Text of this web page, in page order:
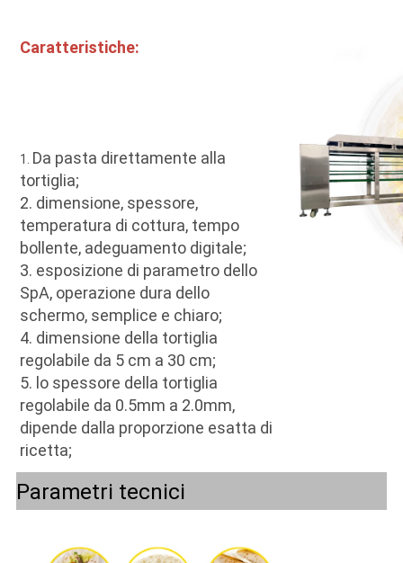
Caratteristiche:
1. Da pasta direttamente alla
tortiglia;
2. dimensione, spessore,
temperatura di cottura, tempo
bollente, adeguamento digitale;
3. esposizione di parametro dello
SpA, operazione dura dello
schermo, semplice e chiaro;
4. dimensione della tortiglia
regolabile da 5 cm a 30 cm;
5. lo spessore della tortiglia
regolabile da 0.5mm a 2.0mm,
dipende dalla proporzione esatta di
ricetta;
Parametri tecnici